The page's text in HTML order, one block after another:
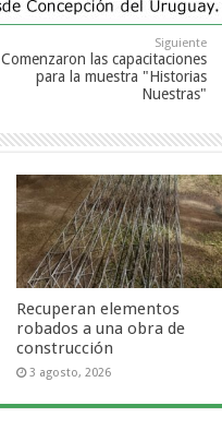
Siguiente
Comenzaron las capacitaciones
para la muestra "Historias
Nuestras"
Recuperan elementos
robados a una obra de
construcción
3 agosto, 2026